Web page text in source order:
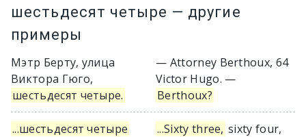
шестьдесят четыре — другие
примеры
Мэтр Берту, улица
Виктора Гюго,
шестьдесят четыре.
— Attorney Berthoux, 64
Victor Hugo. —
Berthoux?
...шестьдесят четыре
...Sixty three, sixty four,